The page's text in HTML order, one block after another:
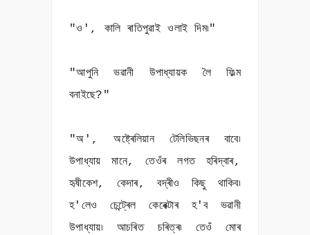
"ও', কালি ৰাতিপুৱাই ওলাই দিম৷"
"আপুনি ভৱানী উপাধ্যায়ক লৈ ফিল্ম
বনাইছে?"
"অ', অষ্ট্ৰেলিয়ান টেলিভিছনৰ বাবে৷
উপাধ্যায় মানে, তেওঁৰ লগত হৰিদ্বাৰ,
হৃষীকেশ, কেদাৰ, বদ্ৰীও কিছু থাকিব৷
হ'লেও চেন্ট্ৰেল কেৰেক্টাৰ হ'ব ভৱানী
উপাধ্যায়৷ আচৰিত চৰিত্ৰ৷ তেওঁ মোৰ